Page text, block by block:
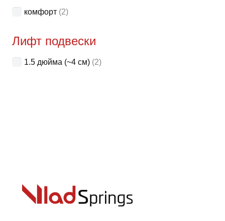
комфорт (2)
Лифт подвески
1.5 дюйма (~4 см) (2)